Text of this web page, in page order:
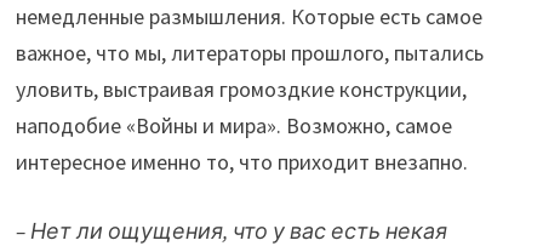
немедленные размышления. Которые есть самое
важное, что мы, литераторы прошлого, пытались
уловить, выстраивая громоздкие конструкции,
наподобие «Войны и мира». Возможно, самое
интересное именно то, что приходит внезапно.
– Нет ли ощущения, что у вас есть некая